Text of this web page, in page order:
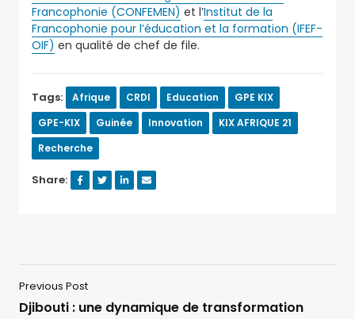
Francophonie (CONFEMEN) et l’Institut de la
Francophonie pour l’éducation et la formation (IFEF-
OIF) en qualité de chef de file.
Tags: Afrique CRDI Education
GPE KIX
GPE-KIX
Guinée Innovation
KIX AFRIQUE 21
Recherche
Share:
Previous Post
Djibouti : une dynamique de transformation